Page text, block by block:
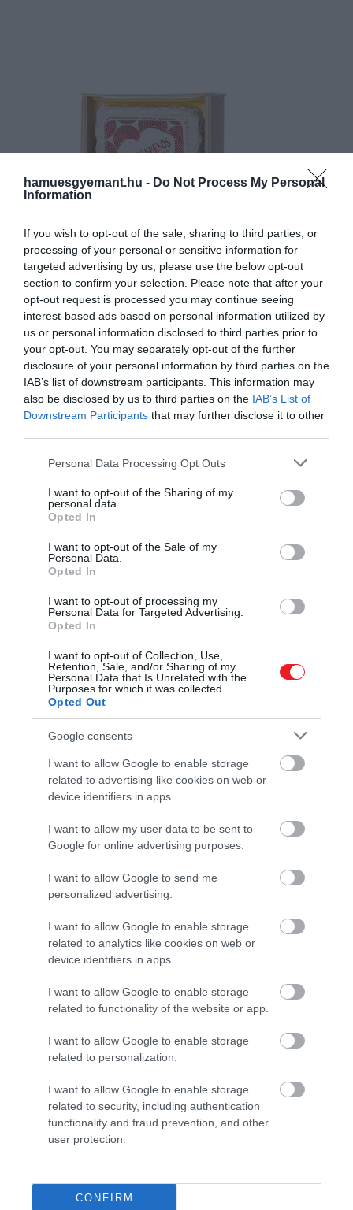
hamuesgyemant.hu - Do Not Process My Personal
Information
If you wish to opt-out of the sale, sharing to third parties, or
processing of your personal or sensitive information for
targeted advertising by us, please use the below opt-out
section to confirm your selection. Please note that after your
opt-out request is processed you may continue seeing
interest-based ads based on personal information utilized by
us or personal information disclosed to third parties prior to
your opt-out. You may separately opt-out of the further
disclosure of your personal information by third parties on the
IAB’s list of downstream participants. This information may
also be disclosed by us to third parties on the IAB’s List of
Downstream Participants that may further disclose it to other
Please note that this website/app uses one or more Google
not limited to your visit or usage behaviour. You may click to
grant or deny consent to Google and its third-party tags to
use your data for below specified purposes in below Google
consent section.
Personal Data Processing Opt Outs
I want to opt-out of the Sharing of my
personal data.
Opted In
I want to opt-out of the Sale of my
Personal Data.
Opted In
I want to opt-out of processing my
Personal Data for Targeted Advertising.
Opted In
I want to opt-out of Collection, Use,
Retention, Sale, and/or Sharing of my
Personal Data that Is Unrelated with the
Purposes for which it was collected.
Opted Out
Google consents
I want to allow Google to enable storage
related to advertising like cookies on web or
device identifiers in apps.
I want to allow my user data to be sent to
Google for online advertising purposes.
I want to allow Google to send me
personalized advertising.
I want to allow Google to enable storage
related to analytics like cookies on web or
device identifiers in apps.
I want to allow Google to enable storage
related to functionality of the website or app.
I want to allow Google to enable storage
related to personalization.
I want to allow Google to enable storage
related to security, including authentication
functionality and fraud prevention, and other
user protection.
CONFIRM
Quesos y Besos
A címet annak ellenére sikerült bezsebelni, hogy a
Quesos y Besos csupán öt éve foglalkozik a
sajtgyártással, ráadásul a kézműves vállalkozásban
csupán hat fő dolgozik. Nem véletlen, hogy a cég
gondolta, hogy ilyen hamar megnyerik a díjat.
A trónfosztást az amerikai Rogue River Blue ellen
követték el, amely az első amerikai nyertes sajt volt
a verseny történetében.
Ami az idei nyertest illeti: a zsűri szerint az íze nem
hasonlítható semmihez sem, amit korábban
kóstoltak. A megjelenése eredeti, az íze kellemes,
csábító és megnyugtató. A sajtot llentétben
semmivel, amit korábban láttam". Így folytatta: "A
megjelenése annyira eredeti, és nem hagyott
cserben. Kellemetlen, csábító, párnás, meleg és
megnyugtató. Kifejezetten örültek, hogy egy kis
családi vállalkozás nyert idén, és sikerült kitűnni a
Egyébként a világ legjobb sajtja nem is olyan drága:
innenmeg lehet rendelni, nagyjából 4500 forint
300 gramm.
Food and Wine
Nyitókép:Illusztráció/ Shutterstock
SAJT GASZTRONÓMIA GASZTRO
KECSKESAJT SPANYOLORSZÁG
VERSENY FALATOK
2026. AUGUSZTUS 3. ● GASZTRONÓMIA
Így szúrhatjuk ki időben, ha túlárazott
étterembe ültünk be
2026. JÚLIUS 31. ● GASZTRONÓMIA
ilyen a számik…